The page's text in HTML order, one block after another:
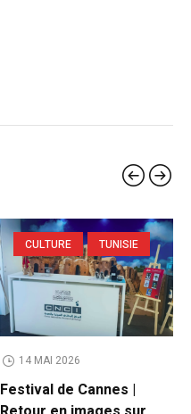
CULTURE TUNISIE
14 MAI 2026
Festival de Cannes |